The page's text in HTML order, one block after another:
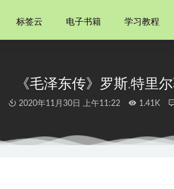
标签云 电子书籍 学习教程
《毛泽东传》罗斯.特里
2020年11月30日 上午11:22 1.41K
命中的所有未知 2021-01-20